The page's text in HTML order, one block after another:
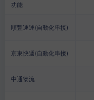
功能
順豐速運(自動化串接)
京東快遞(自動化串接)
中通物流